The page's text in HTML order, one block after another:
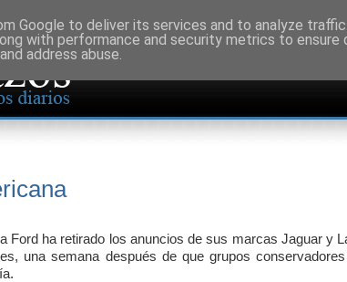
Ford ha retirado los anuncios de sus marcas Jaguar y
una semana después de que grupos
Google to deliver its services and to analyze
with performance and security metrics to
address abuse.